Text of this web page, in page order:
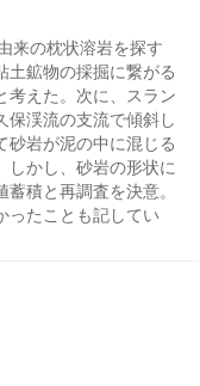
来の枕状溶岩を探す
土鉱物の採掘に繋がる
考えた。次に、スラン
保渓流の支流で傾斜し
砂岩が泥の中に混じる
しかし、砂岩の形状に
積と再調査を決意。
ったことも記してい